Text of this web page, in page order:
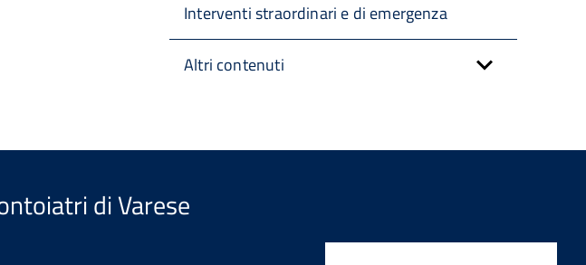
Interventi straordinari e di emergenza
Altri contenuti
di Varese